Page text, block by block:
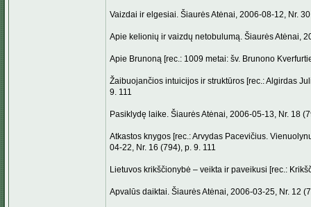
Vaizdai ir elgesiai. Šiaurės Atėnai, 2006-08-12, Nr.
Apie kelionių ir vaizdų netobulumą. Šiaurės Atėnai,
Apie Brunoną [rec.: 1009 metai: šv. Brunono
Žaibuojančios intuicijos ir struktūros [rec.: Algirdas
9. 111
Pasiklydę laike. Šiaurės Atėnai, 2006-05-13, Nr. 18
Atkastos knygos [rec.: Arvydas Pacevičius.
04-22, Nr. 16 (794), p. 9. 111
Lietuvos krikščionybė – veikta ir paveikusi [rec.:
Apvalūs daiktai. Šiaurės Atėnai, 2006-03-25, Nr. 12